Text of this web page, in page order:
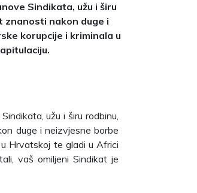
Sindikata, užu i širu
znanosti nakon duge i
korupcije i kriminala u
užu i širu rodbinu,
duge i neizvjesne borbe
Hrvatskoj te gladi u Africi
vaš omiljeni Sindikat je